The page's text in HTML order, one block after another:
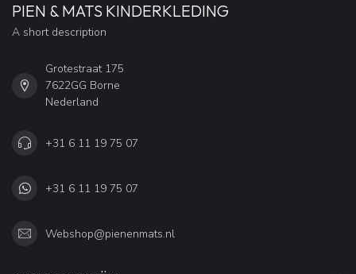
PIEN & MATS KINDERKLEDING
A short description
Grotestraat 175
7622GG Borne
Nederland
+31 6 11 19 75 07
+31 6 11 19 75 07
Webshop@pienenmats.nl